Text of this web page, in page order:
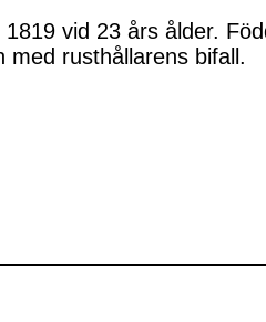
vid 23 års ålder.
med rusthållarens bifall.